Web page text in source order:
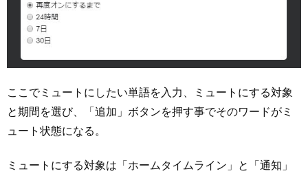
ここでミュートにしたい単語を入力、ミュートにする対象
と期間を選び、「追加」ボタンを押す事でそのワードがミ
ュート状態になる。
ミュートにする対象は「ホームタイムライン」と「通知」